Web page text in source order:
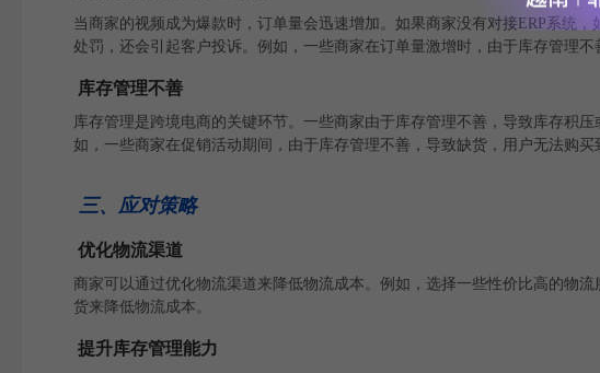
当商家的视频成为爆款时，订单量会迅速增加。如果商家没有对接ERP系统
处罚，还会引起客户投诉。例如，一些商家在订单量激增时，由于库存管理
库存管理不善
库存管理是跨境电商的关键环节。一些商家由于库存管理不善，导致库存积
如，一些商家在促销活动期间，由于库存管理不善，导致缺货，用户无法购买
三、应对策略
优化物流渠道
商家可以通过优化物流渠道来降低物流成本。例如，选择一些性价比高的物
货来降低物流成本。
提升库存管理能力